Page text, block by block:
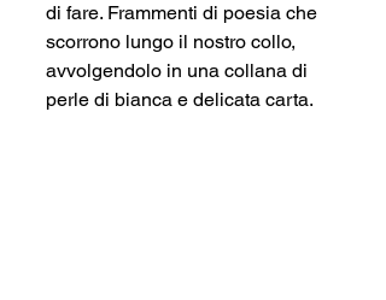
di fare. Frammenti di poesia che
scorrono lungo il nostro collo,
avvolgendolo in una collana di
perle di bianca e delicata carta.